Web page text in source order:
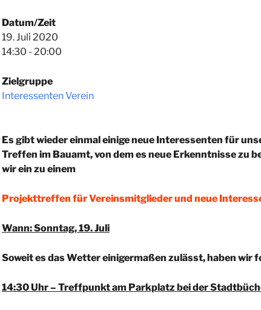
Datum/Zeit
19. Juli 2020
14:30 - 20:00
Zielgruppe
Interessenten Verein
Es gibt wieder einmal einige neue Interessenten für
Treffen im Bauamt, von dem es neue Erkenntnisse zu
wir ein zu einem
Projekttreffen für Vereinsmitglieder und neue
Wann: Sonntag, 19. Juli
Soweit es das Wetter einigermaßen zulässt, haben wir
14:30 Uhr – Treffpunkt am Parkplatz bei der